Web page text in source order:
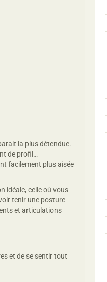
la plus détendue.
de profil…
facilement plus aisée
idéale, celle où vous
tenir une posture
et articulations
et de se sentir tout